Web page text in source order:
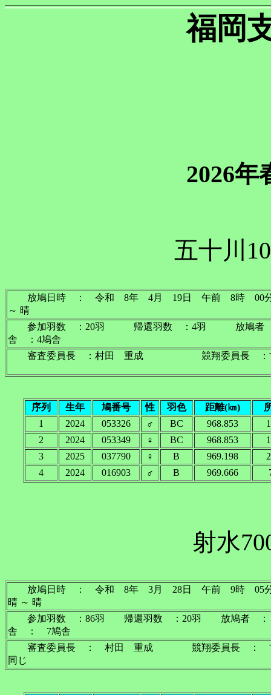
福岡
2026年
五十川
放鳩日時 ： 令和 8年 4月 19日 午前 8
～ 晴
参加羽数 ：20羽 帰還羽数 ：4羽 放鳩者 ：
舎 ：4鳩舎
審査委員長 ：村田 重成 競翔委員長 ：古
序列 生年 鳩番号 性 羽色 距離(㎞)
1
2024 053326 ♂ BC 968.853
2
2024 053349 ♀ BC 968.853
3
2025 037790 ♀ B 969.198
4
2024 016903 ♂ B 969.666
射水
放鳩日時 ： 令和 8年 3月 28日 午前
晴 ～ 晴
参加羽数 ：86羽 帰還羽数 ：20羽 放鳩者 ：
舎 ： 7鳩舎
審査委員長 ： 村田 重成 競翔委員長 ：
同じ